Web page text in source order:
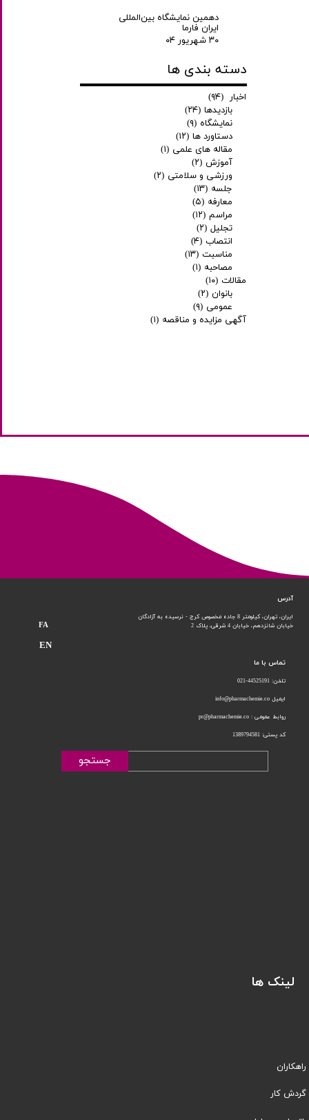
دهمین نمایشگاه بین‌المللی
ایران فارما
۳۰ شهریور ۰۴
دسته بندی ها
اخبار (۹۴)
بازدیدها (۲۴)
نمایشگاه (۹)
دستاورد ها (۱۲)
مقاله های علمی (۱)
آموزش (۲)
ورزشی و سلامتی (۲)
جلسه (۱۳)
معارفه (۵)
مراسم (۱۲)
تجلیل (۲)
انتصاب (۴)
مناسبت (۱۳)
مصاحبه (۱)
مقالات (۱۰)
بانوان (۲)
عمومی (۹)
آگهی مزایده و مناقصه (۱)
تماس با ما
تلفن: 44525191-021
ایمیل info@pharmachemie.co
روابط عمومی : pr@pharmachemie.co
کد پستی: 1389794581
آدرس
ایران، تهران، کیلومتر 8 جاده مخصوص کرج - نرسیده به آزادگان
خیابان شانزدهم، خیابان 4 شرقی، پلاک 2
جستجو
لینک ها
راهکاران
​​گردش کار
FA